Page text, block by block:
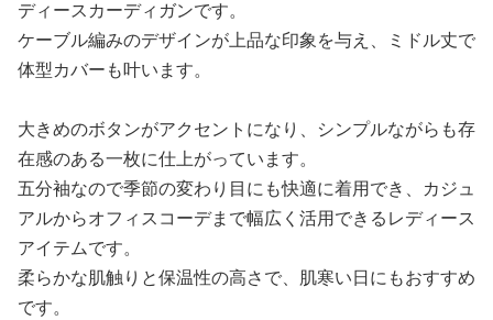
ディースカーディガンです。
ケーブル編みのデザインが上品な印象を与え、ミドル丈で
体型カバーも叶います。
大きめのボタンがアクセントになり、シンプルながらも存
在感のある一枚に仕上がっています。
五分袖なので季節の変わり目にも快適に着用でき、カジュ
アルからオフィスコーデまで幅広く活用できるレディース
アイテムです。
柔らかな肌触りと保温性の高さで、肌寒い日にもおすすめ
です。